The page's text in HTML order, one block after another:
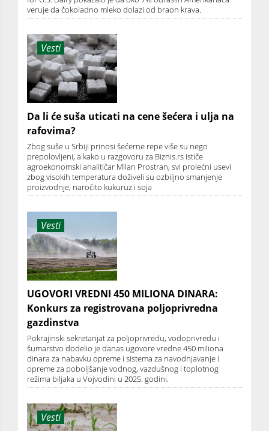
veruje da čokoladno mleko dolazi od braon krava.
Vesti
Da li će suša uticati na cene šećera i ulja na
rafovima?
Zbog suše u Srbiji prinosi šećerne repe više su nego
prepolovljeni, a kako u razgovoru za Biznis.rs ističe
agroekonomski analitičar Milan Prostran, svi prolećni usevi
zbog visokih temperatura doživeli su ozbiljno smanjenje
proizvodnje, naročito kukuruz i soja
Vesti
UGOVORI VREDNI 450 MILIONA DINARA:
Konkurs za registrovana poljoprivredna
gazdinstva
Pokrajinski sekretarijat za poljoprivredu, vodoprivredu i
šumarstvo dodelio je danas ugovore vredne 450 miliona
dinara za nabavku opreme i sistema za navodnjavanje i
opreme za poboljšanje vodnog, vazdušnog i toplotnog
režima biljaka u Vojvodini u 2025. godini.
Vesti